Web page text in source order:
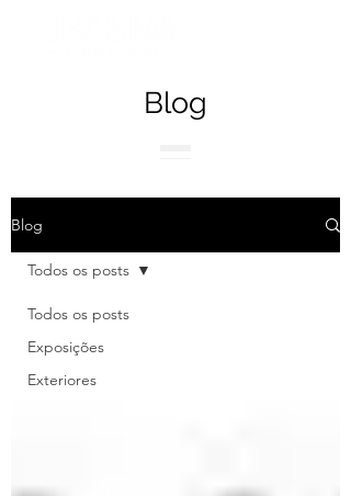
Blog
Blog
Todos os posts
Exposições
Exteriores
Todos os posts